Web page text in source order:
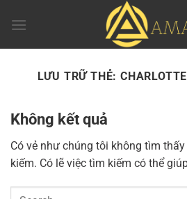
đến
LƯU TRỮ THẺ:
Không kết quả
Có vẻ như chúng tôi không tìm
kiếm. Có lẽ việc tìm kiếm có thể